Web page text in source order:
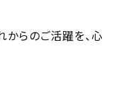
らのご活躍を、心